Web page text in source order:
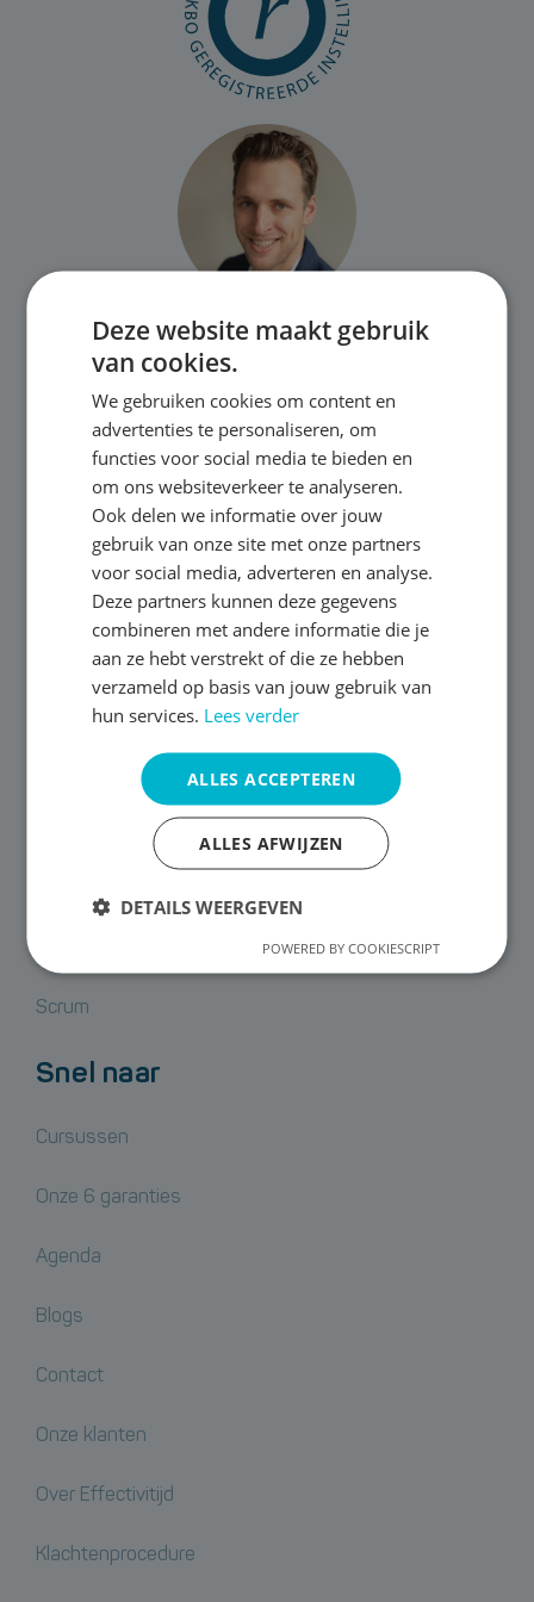
Heb je vragen over onze
trainingen of in company
mogelijkheden?
Bel of stuur gerust een mail.
Wij geven je graag antwoord op je vragen.
Bel 071 888 40 30
info@effectivitijd.nl
Onze trainingen
Scrum
Snel naar
Cursussen
Onze 6 garanties
Agenda
Blogs
Contact
Onze klanten
Over Effectivitijd
Klachtenprocedure
Deze website maakt gebruik
van cookies.
We gebruiken cookies om content en
advertenties te personaliseren, om
functies voor social media te bieden en
om ons websiteverkeer te analyseren.
Ook delen we informatie over jouw
gebruik van onze site met onze partners
voor social media, adverteren en analyse.
Deze partners kunnen deze gegevens
combineren met andere informatie die je
aan ze hebt verstrekt of die ze hebben
verzameld op basis van jouw gebruik van
hun services. Lees verder
ALLES ACCEPTEREN
ALLES AFWIJZEN
DETAILS WEERGEVEN
POWERED BY COOKIESCRIPT